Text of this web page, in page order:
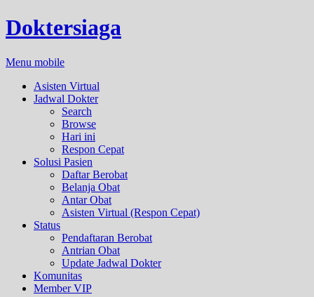
Doktersiaga
Menu mobile
Asisten Virtual
Jadwal Dokter
Search
Browse
Hari ini
Respon Cepat
Solusi Pasien
Daftar Berobat
Belanja Obat
Antar Obat
Asisten Virtual (Respon Cepat)
Status
Pendaftaran Berobat
Antrian Obat
Update Jadwal Dokter
Komunitas
Member VIP